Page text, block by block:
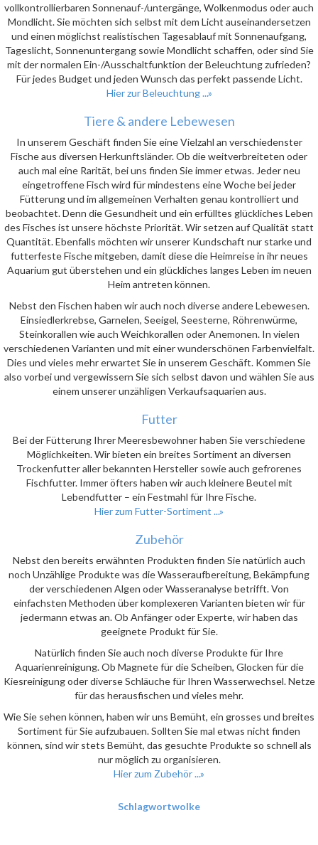
vollkontrollierbaren Sonnenauf-/untergänge, Wolkenmodus oder auch
Mondlicht. Sie möchten sich selbst mit dem Licht auseinandersetzen
und einen möglichst realistischen Tagesablauf mit Sonnenaufgang,
Tageslicht, Sonnenuntergang sowie Mondlicht schaffen, oder sind Sie
mit der normalen Ein-/Ausschaltfunktion der Beleuchtung zufrieden?
Für jedes Budget und jeden Wunsch das perfekt passende Licht.
Hier zur Beleuchtung ...»
Tiere & andere Lebewesen
In unserem Geschäft finden Sie eine Vielzahl an verschiedenster
Fische aus diversen Herkunftsländer. Ob die weitverbreiteten oder
auch mal eine Rarität, bei uns finden Sie immer etwas. Jeder neu
eingetroffene Fisch wird für mindestens eine Woche bei jeder
Fütterung und im allgemeinen Verhalten genau kontrolliert und
beobachtet. Denn die Gesundheit und ein erfülltes glückliches Leben
des Fisches ist unsere höchste Priorität. Wir setzen auf Qualität statt
Quantität. Ebenfalls möchten wir unserer Kundschaft nur starke und
futterfeste Fische mitgeben, damit diese die Heimreise in ihr neues
Aquarium gut überstehen und ein glückliches langes Leben im neuen
Heim antreten können.
Nebst den Fischen haben wir auch noch diverse andere Lebewesen.
Einsiedlerkrebse, Garnelen, Seeigel, Seesterne, Röhrenwürme,
Steinkorallen wie auch Weichkorallen oder Anemonen. In vielen
verschiedenen Varianten und mit einer wunderschönen Farbenvielfalt.
Dies und vieles mehr erwartet Sie in unserem Geschäft. Kommen Sie
also vorbei und vergewissern Sie sich selbst davon und wählen Sie aus
einem unserer unzähligen Verkaufsaquarien aus.
Futter
Bei der Fütterung Ihrer Meeresbewohner haben Sie verschiedene
Möglichkeiten. Wir bieten ein breites Sortiment an diversen
Trockenfutter aller bekannten Hersteller sowie auch gefrorenes
Fischfutter. Immer öfters haben wir auch kleinere Beutel mit
Lebendfutter – ein Festmahl für Ihre Fische.
Hier zum Futter-Sortiment ...»
Zubehör
Nebst den bereits erwähnten Produkten finden Sie natürlich auch
noch Unzählige Produkte was die Wasseraufbereitung, Bekämpfung
der verschiedenen Algen oder Wasseranalyse betrifft. Von
einfachsten Methoden über komplexeren Varianten bieten wir für
jedermann etwas an. Ob Anfänger oder Experte, wir haben das
geeignete Produkt für Sie.
Natürlich finden Sie auch noch diverse Produkte für Ihre
Aquarienreinigung. Ob Magnete für die Scheiben, Glocken für die
Kiesreinigung oder diverse Schläuche für Ihren Wasserwechsel. Netze
für das herausfischen und vieles mehr.
Wie Sie sehen können, haben wir uns Bemüht, ein grosses und breites
Sortiment für Sie aufzubauen. Sollten Sie mal etwas nicht finden
können, sind wir stets Bemüht, das gesuchte Produkte so schnell als
nur möglich zu organisieren.
Hier zum Zubehör ...»
Schlagwortwolke